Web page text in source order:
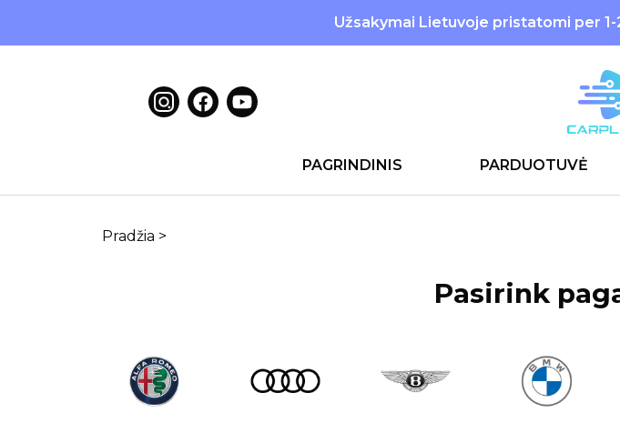
Užsakymai Lietuvoje pristatomi per
PAGRINDINIS PARDUOTUVĖ
Pradžia >
Pasirink